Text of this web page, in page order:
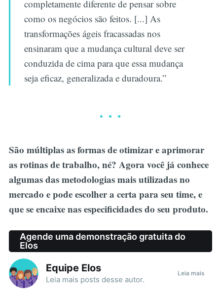
completamente diferente de pensar sobre
como os negócios são feitos. [...] As
transformações ágeis fracassadas nos
ensinaram que a mudança cultural deve ser
conduzida de cima para que essa mudança
seja eficaz, generalizada e duradoura.”
São múltiplas as formas de otimizar e aprimorar
as rotinas de trabalho, né? Agora você já conhece
algumas das metodologias mais utilizadas no
mercado e pode escolher a certa para seu time, e
que se encaixe nas especificidades do seu produto.
Agende uma demonstração gratuita do
Elos
Equipe Elos
Leia mais posts desse autor.
Leia mais